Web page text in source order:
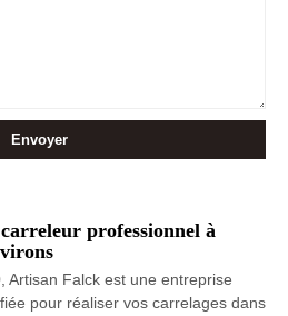
professionnel à
Artisan Falck est une entreprise
pour réaliser vos carrelages dans